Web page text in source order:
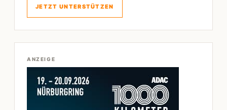
JETZT UNTERSTÜTZEN
ANZEIGE